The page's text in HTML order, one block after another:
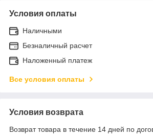
Условия оплаты
Наличными
Безналичный расчет
Наложенный платеж
Все условия оплаты
Условия возврата
Возврат товара в течение 14 дней по